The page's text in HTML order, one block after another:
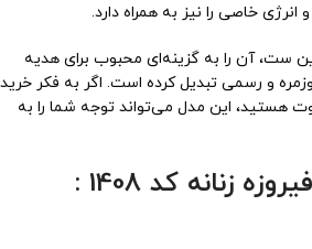
خاصی را نیز به همراه دارد.
ست، آن را به گزینه‌ای محبوب برای هدیه
و رسمی تبدیل کرده است. اگر به فکر خرید
هستید، این مدل می‌تواند توجه شما را به
زنانه کد 1408 :